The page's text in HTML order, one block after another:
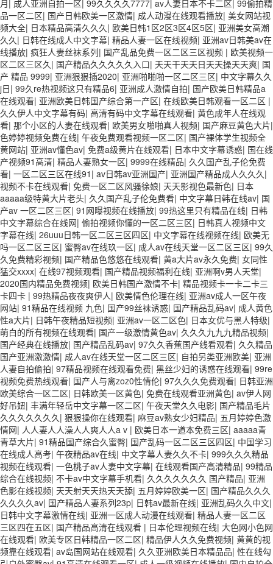
月| 成人亚洲自拍一区| 99久久久久7777| av人妻日本不卡二区| 99偷拍精
品一区二区| 国产日韩欧美一区激情| 成人动漫在线观看播放| 美女网站视
频大全| 日本精品高清久久久 | 欧美日韩1区2区3区4区5区| 亚洲美女高潮
久久 | 日韩在线成人中文字幕| 精品人妻一区在线视频| 亚洲av日韩美av在
线播放| 疯狂人妻丝袜系列| 国产乱品免费一区二区三区视频 | 欧美视频一
区二区三区久 | 国产精品久久久久久入口| 天天干天天日天天操天天爽| 国
产 精品 9999| 亚洲狠狠插2020| 亚洲啪啪啪一区二区三区| 中文字幕久久
j日| 99久re热视频这只有精品6| 亚洲成人激情自拍| 国产欧美日韩精品a
在线观看| 亚洲欧美日韩国产综合第一产区| 在线欧美日韩观看一区二区 |
久久伊人中文字幕有码| 高清有码中文字幕在线观看| 黄色成年人在线观
看| 那个小区的人妻在线观看| 欧美男女啪啪真人视频| 国产麻豆黄色大片|
色婷婷视频免费在线| 午夜免费观看视频一区二区| 国产裸体学生视频全
黄网站| 亚洲av懂色av| 免费a级黄片在线观看| 日本中文字幕诱惑| 国在线
产视频91高清| 精品人妻熟女一区| 9999在线精品| 久久国产乱子伦免费
看| 一区二区三区在线91 | av日韩av亚洲国产| 亚洲国产精品成人久久久 |
视频不卡在线观看| 免费一区二区风骚徐娘| 天天影视色最新色| 日本
aaaaa级特黄大片老头| 久久国产乱子伦免费看| 中文字幕日韩在线av| 国
产av 一区二区三区| 91网曝视频在线播放| 99热这里只有精品在线| 日韩
中文字幕综合在线网| 偷拍视频你懂的一区二区三区| 日韩真人视频中文
字幕在线| 26uuu日韩一区二区三区四区| 中文字幕在线视频在线| 欧美无
吗一区二区三区| 蜜臀av在线玖一区| 成人av在线天堂一区二区三区| 99久
久免费精彩视频| 国产精品色悠悠在线观看| 黄a大片av永久免费| 女同性
猛交xxxx| 在线97视频观看| 国产精品视频福利在线| 亚洲啊v男人天堂|
2020国内精品免费视频| 欧美日韩国产激情不卡| 精品视频卡一卡二卡三
卡四卡 | 99热精品夜夜爽伊人| 欧美情色伦理在线| 亚洲av成人一区午夜
网站| 91精品在线视频 九色| 国产99丝袜诱惑| 国产精品乱码av| 成人黄色
性a大片| 日韩午夜精品短视频| 亚洲av一区二区色| 日本女优与黑人特级|
萌白的所有视频在线观看| 国产一级激情黄色av| 久久久九九九精品视频|
国产经典在线播放| 国产精品乱码av| 97久久香蕉国产线看观看| 久久精品
国产亚洲激激情| 成人av在线天堂一区二区三区| 自拍另类亚洲欧美| 亚洲
人妻自拍偷拍| 97精品视频在线观看免费| 黑丝少妇的诱惑在线观看| 99re
视频免费热线观看| 国产人与禽zoz0性情伦| 97久久久免费观看| 日韩亚洲
欧美综合一区二区| 日韩欧美一区黄色| 免费在线观看亚洲黄色| av伊人网
好吊妞| 丰满年轻岳中文字幕一区二区| 午夜天堂久久电影| 国产精品毛片
久久久久久久久 | 狠狠操你在线观看| 麻豆av熟女少妇精品| 五月婷婷色激
情网| 人人妻人人澡人人爽人人a v | 欧美日本一道本免费三区| aaaaa青
青草大片| 91精品国产综合久蜜臀| 国产乱码一区二区三区四区| 中国学习
在线成人高考| 午夜精品av在线| 中文字幕人妻久久不卡| 999久久久精品
视频在线观看| 一色桃子av人妻中文字幕| 在线观看国产高清精品| 99精品
综合在线视频| 不卡av中文字幕手机看| 久久久久久久久 国产精品| 亚洲
色影在线视频| 天天射天天热天天舔| 五月婷婷欧美一区| 国产精品久久久
久久久久av| 国产精品人妻系列23p| 日韩av最新在线| 亚洲乱码久久中文|
日韩中文字幕激情在线| 亚洲一区成人动漫在线观看| 精品人妻一区二区
三区四在五区| 国产精品高清在线观看 | 日本伦理视频在线| 大色网小色网
在线观看| 欧美专区日韩精品一区二区| 精品伊人久久免费视频| 黄黄的视
频靠在线观看| av岛国网站在线观看| 久久亚洲欧美日本精品品| 性在线勾